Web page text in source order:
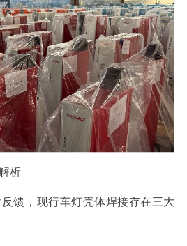
析
馈，现行车灯壳体焊接存在三大